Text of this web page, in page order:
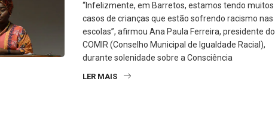
“Infelizmente, em Barretos, estamos tendo muitos
casos de crianças que estão sofrendo racismo nas
escolas”, afirmou Ana Paula Ferreira, presidente do
COMIR (Conselho Municipal de Igualdade Racial),
durante solenidade sobre a Consciência
LER MAIS